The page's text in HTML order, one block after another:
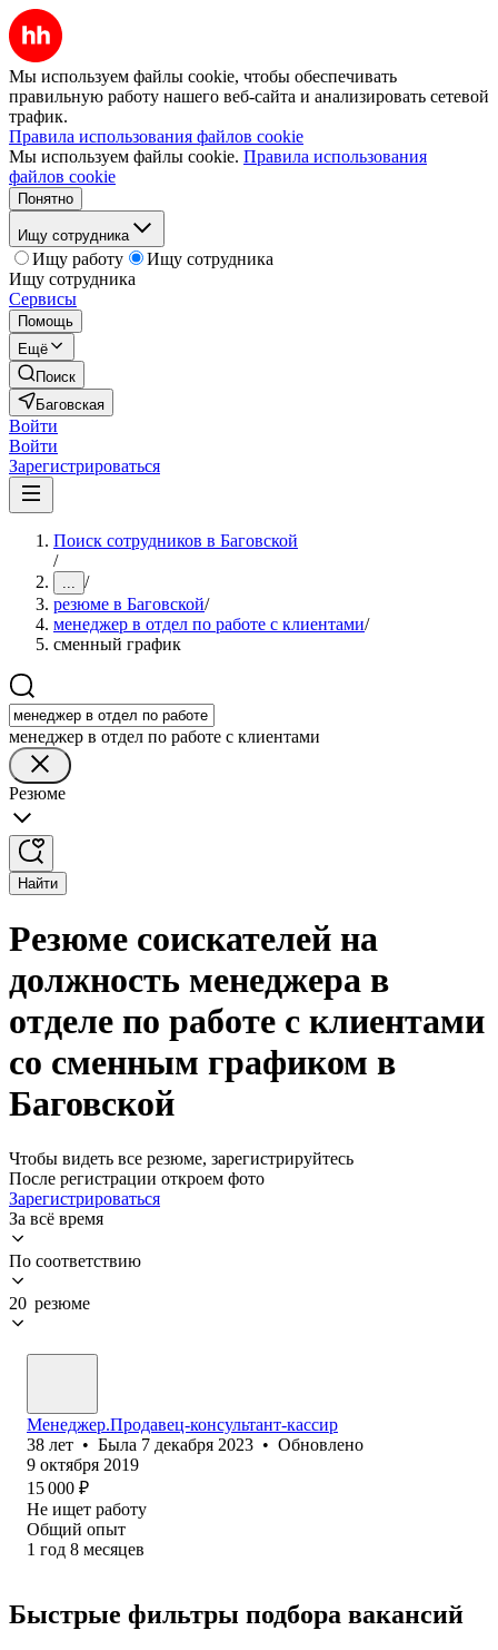
Мы используем файлы cookie, чтобы обеспечивать
правильную работу нашего веб-сайта и анализировать сетевой
трафик.
Правила использования файлов cookie
Мы используем файлы cookie. Правила использования
файлов cookie
Понятно
Ищу сотрудника
Ищу работу
Ищу сотрудника
Ищу сотрудника
Сервисы
Помощь
Ещё
Поиск
Баговская
Войти
Войти
Зарегистрироваться
Поиск сотрудников в Баговской
/
... /
резюме в Баговской/
менеджер в отдел по работе с клиентами/
сменный график
менеджер в отдел по работе с клиентами
Резюме
Найти
Резюме соискателей на
должность менеджера в
отделе по работе с клиентами
со сменным графиком в
Баговской
Чтобы видеть все резюме, зарегистрируйтесь
После регистрации откроем фото
Зарегистрироваться
За всё время
По соответствию
20 резюме
Менеджер.Продавец-консультант-кассир
38 лет • Была 7 декабря 2023 • Обновлено
9 октября 2019
15 000 ₽
Не ищет работу
Общий опыт
1 год 8 месяцев
Быстрые фильтры подбора вакансий